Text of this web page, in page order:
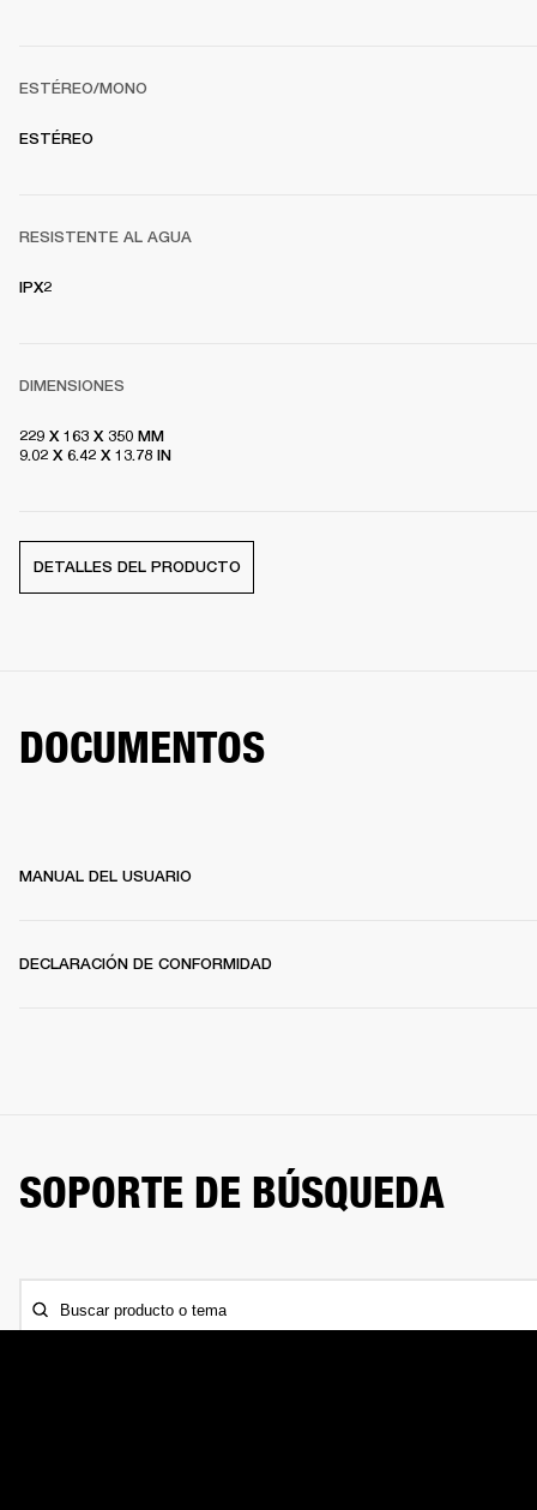
ESTÉREO/MONO
ESTÉREO
RESISTENTE AL AGUA
IPX2
DIMENSIONES
229 X 163 X 350 MM
9.02 X 6.42 X 13.78 IN
DETALLES DEL PRODUCTO
DOCUMENTOS
MANUAL DEL USUARIO
DECLARACIÓN DE CONFORMIDAD
SOPORTE DE BÚSQUEDA
Buscar producto o tema